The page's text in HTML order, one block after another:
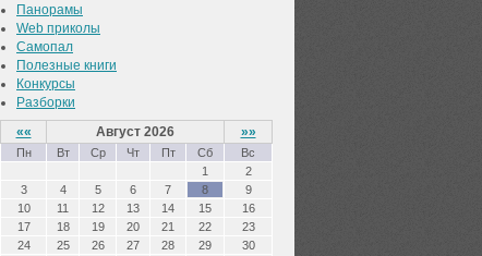
Панорамы
Web приколы
Самопал
Полезные книги
Конкурсы
Разборки
««
Август 2026 »»
Пн Вт Ср Чт Пт Сб
Вс
1
2
3
4 5 6 7 8
9
10
11 12 13 14 15
16
17
18 19 20 21 22
23
24
25 26 27 28 29
30